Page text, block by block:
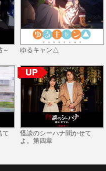
て
ゆるキャン△
怪談のシーハナ聞かせて
よ。第四章